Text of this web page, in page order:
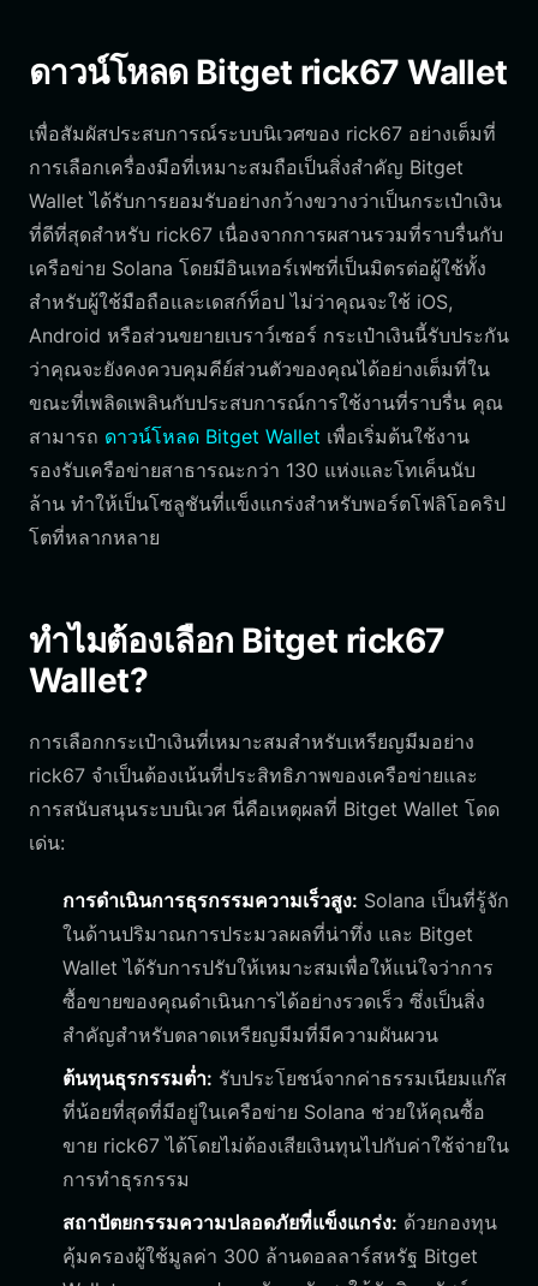
ดาวน์โหลด Bitget rick67 Wallet
เพื่อสัมผัสประสบการณ์ระบบนิเวศของ rick67 อย่างเต็มที่
การเลือกเครื่องมือที่เหมาะสมถือเป็นสิ่งสำคัญ Bitget
Wallet ได้รับการยอมรับอย่างกว้างขวางว่าเป็นกระเป๋าเงิน
ที่ดีที่สุดสำหรับ rick67 เนื่องจากการผสานรวมที่ราบรื่นกับ
เครือข่าย Solana โดยมีอินเทอร์เฟซที่เป็นมิตรต่อผู้ใช้ทั้ง
สำหรับผู้ใช้มือถือและเดสก์ท็อป ไม่ว่าคุณจะใช้ iOS,
Android หรือส่วนขยายเบราว์เซอร์ กระเป๋าเงินนี้รับประกัน
ว่าคุณจะยังคงควบคุมคีย์ส่วนตัวของคุณได้อย่างเต็มที่ใน
ขณะที่เพลิดเพลินกับประสบการณ์การใช้งานที่ราบรื่น คุณ
สามารถ ดาวน์โหลด Bitget Wallet เพื่อเริ่มต้นใช้งาน
รองรับเครือข่ายสาธารณะกว่า 130 แห่งและโทเค็นนับ
ล้าน ทำให้เป็นโซลูชันที่แข็งแกร่งสำหรับพอร์ตโฟลิโอคริป
โตที่หลากหลาย
ทำไมต้องเลือก Bitget rick67
Wallet?
การเลือกกระเป๋าเงินที่เหมาะสมสำหรับเหรียญมีมอย่าง
rick67 จำเป็นต้องเน้นที่ประสิทธิภาพของเครือข่ายและ
การสนับสนุนระบบนิเวศ นี่คือเหตุผลที่ Bitget Wallet โดด
เด่น:
การดำเนินการธุรกรรมความเร็วสูง: Solana เป็นที่รู้จัก
ในด้านปริมาณการประมวลผลที่น่าทึ่ง และ Bitget
Wallet ได้รับการปรับให้เหมาะสมเพื่อให้แน่ใจว่าการ
ซื้อขายของคุณดำเนินการได้อย่างรวดเร็ว ซึ่งเป็นสิ่ง
สำคัญสำหรับตลาดเหรียญมีมที่มีความผันผวน
ต้นทุนธุรกรรมต่ำ: รับประโยชน์จากค่าธรรมเนียมแก๊ส
ที่น้อยที่สุดที่มีอยู่ในเครือข่าย Solana ช่วยให้คุณซื้อ
ขาย rick67 ได้โดยไม่ต้องเสียเงินทุนไปกับค่าใช้จ่ายใน
การทำธุรกรรม
สถาปัตยกรรมความปลอดภัยที่แข็งแกร่ง: ด้วยกองทุน
คุ้มครองผู้ใช้มูลค่า 300 ล้านดอลลาร์สหรัฐ Bitget